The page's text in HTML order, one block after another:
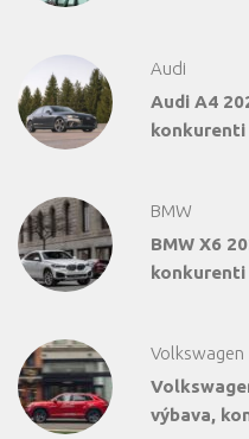
Audi
Audi A4
konkurenti
BMW
BMW X6
konkurenti
Volkswagen
výbava,